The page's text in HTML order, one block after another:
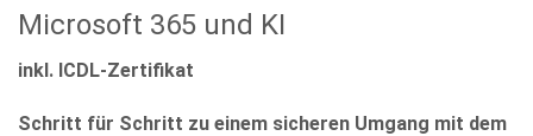
Microsoft 365 und KI
inkl. ICDL-Zertifikat
Schritt für Schritt zu einem sicheren Umgang mit dem